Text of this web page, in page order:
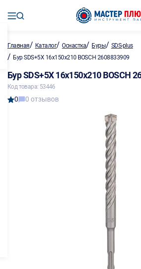
Главная/ Каталог/Оснастка/ Буры/ SDS-plus
/ Бур SDS+5X 16х150х210 BOSCH 2608833909
Бур SDS+5X 16х150х210 BOSCH
Код товара: 53446
0 0 отзывов